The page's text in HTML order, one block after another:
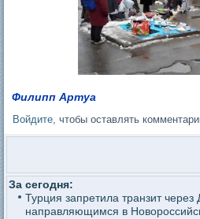
Филипп Артуа
Войдите , чтобы оставлять
За сегодня:
Турция запретила транзит
направляющимся в